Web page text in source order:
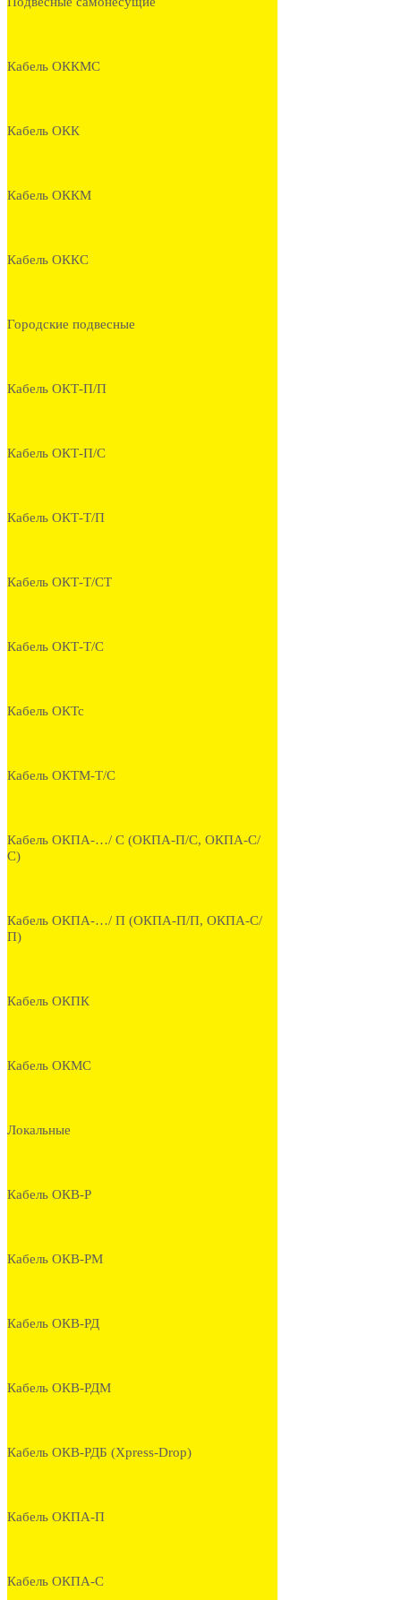
Кабель ОККМС
Кабель ОКК
Кабель ОККМ
Кабель ОККС
Городские подвесные
Кабель ОКТ-П/П
Кабель ОКТ-П/С
Кабель ОКТ-Т/П
Кабель ОКТ-Т/СТ
Кабель ОКТ-Т/С
Кабель ОКТс
Кабель ОКТМ-Т/С
Кабель ОКПА-…/ С (ОКПА-П/С, ОКПА-С/
С)
Кабель ОКПА-…/ П (ОКПА-П/П, ОКПА-С/
П)
Кабель ОКПК
Кабель ОКМС
Локальные
Кабель ОКВ-Р
Кабель ОКВ-РМ
Кабель ОКВ-РД
Кабель ОКВ-РДМ
Кабель ОКВ-РДБ (Xpress-Drop)
Кабель ОКПА-П
Кабель ОКПА-С